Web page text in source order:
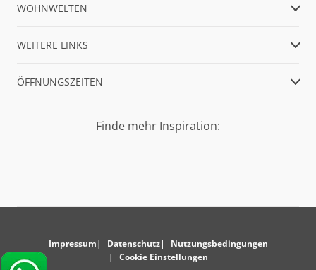
WOHNWELTEN
WEITERE LINKS
ÖFFNUNGSZEITEN
Finde mehr Inspiration:
Impressum Datenschutz
Nutzungsbedingungen
Cookie Einstellungen